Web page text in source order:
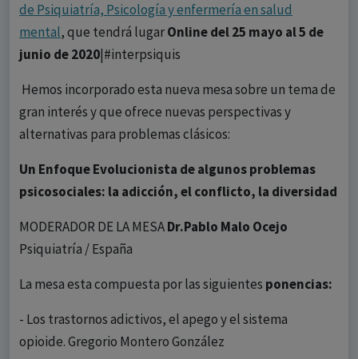
de Psiquiatría, Psicología y enfermería en salud
mental, que tendrá lugarOnline del 25 mayo al 5 de
junio de 2020|#interpsiquis
Hemos incorporado esta nueva mesa sobre un tema de
gran interés y que ofrece nuevas perspectivas y
alternativas para problemas clásicos:
Un Enfoque Evolucionista de algunos problemas
psicosociales: la adicción, el conflicto, la diversidad
MODERADOR DE LA MESADr.Pablo Malo Ocejo
Psiquiatría / España
La mesa esta compuesta por las siguientes ponencias:
- Los trastornos adictivos, el apego y el sistema
opioide. Gregorio Montero González